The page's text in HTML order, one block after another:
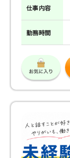
仕事内容
勤務時間